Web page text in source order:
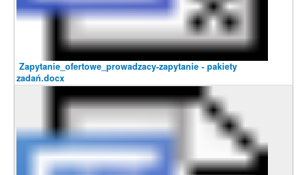
Zapytanie_ofertowe_prowadzacy-zapytanie - pakiety
zadań.docx